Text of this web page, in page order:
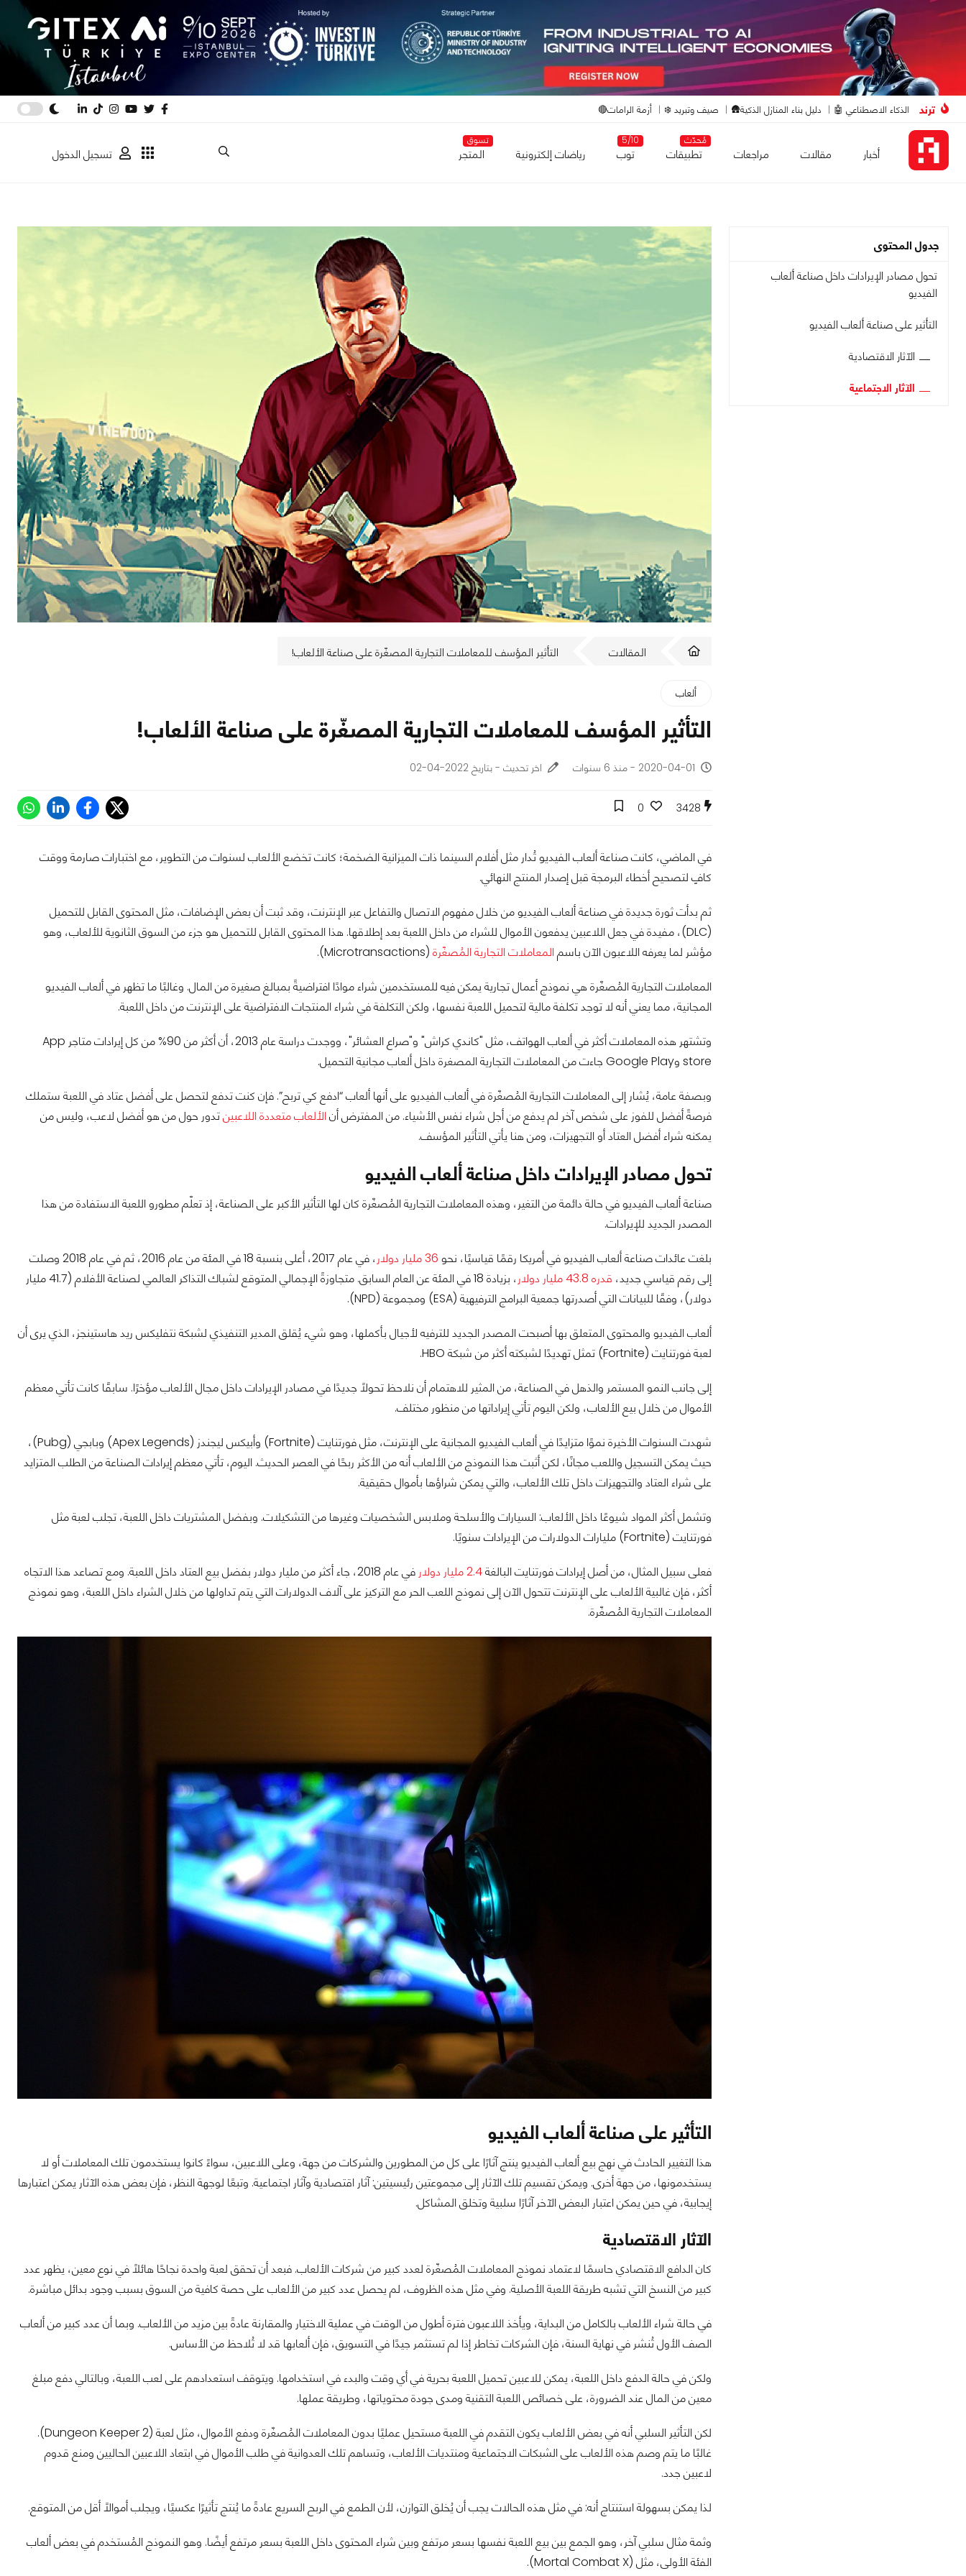
ترند الذكاء الاصطناعي 🤖 دليل بناء المنازل الذكية🛖 صيف وتبريد ❄️ أزمة الرامات🔴
أخبار مقالات مراجعات
مُحدّث
تطبيقات
5/10
توب رياضات إلكترونية
تسوق
المتجر تسجيل الدخول
جدول المحتوى
تحول مصادر الإيرادات داخل صناعة ألعاب
الفيديو
التأثير على صناعة ألعاب الفيديو
الآثار الاقتصادية
الآثار الاجتماعية
المقالات التأثير المؤسف للمعاملات التجارية المصغّرة على صناعة الألعاب!
ألعاب
التأثير المؤسف للمعاملات التجارية المصغّرة على صناعة الألعاب!
2020-04-01 - منذ 6 سنوات اخر تحديث - بتاريخ 2022-04-02
3428
0
في الماضي، كانت صناعة ألعاب الفيديو تُدار مثل أفلام السينما ذات الميزانية الضخمة؛ كانت تخضع الألعاب لسنوات من التطوير، مع اختبارات صارمة ووقت
كافٍ لتصحيح أخطاء البرمجة قبل إصدار المنتج النهائي.
ثم بدأت ثورة جديدة في صناعة ألعاب الفيديو من خلال مفهوم الاتصال والتفاعل عبر الإنترنت، وقد ثبت أن بعض الإضافات، مثل المحتوى القابل للتحميل
(DLC)، مفيدة في جعل اللاعبين يدفعون الأموال للشراء من داخل اللعبة بعد إطلاقها. هذا المحتوى القابل للتحميل هو جزء من السوق الثانوية للألعاب، وهو
مؤشر لما يعرفه اللاعبون الآن باسمالمعاملات التجارية المُصغّرة (Microtransactions).
المعاملات التجارية المُصغّرة هي نموذج أعمال تجارية يمكن فيه للمستخدمين شراء موادًا افتراضيةً بمبالغ صغيرة من المال. وغالبًا ما تظهر في ألعاب الفيديو
المجانية، مما يعني أنه لا توجد تكلفة مالية لتحميل اللعبة نفسها، ولكن التكلفة في شراء المنتجات الافتراضية على الإنترنت من داخل اللعبة.
وتشتهر هذه المعاملات أكثر في ألعاب الهواتف، مثل "كاندي كراش" و"صراع العشائر"، ووجدت دراسة عام 2013، أن أكثر من 90% من كل إيرادات متاجر App
store وGoogle Play جاءت من المعاملات التجارية المصغرة داخل ألعاب مجانية التحميل.
وبصفة عامة، يُشار إلى المعاملات التجارية المُصغّرة في ألعاب الفيديو على أنها ألعاب “ادفع كي تربح”. فإن كنت تدفع لتحصل على أفضل عتاد في اللعبة ستملك
فرصةً أفضل للفوز على شخص آخر لم يدفع من أجل شراء نفس الأشياء. من المفترض أنالألعاب متعددة اللاعبينتدور حول من هو أفضل لاعب، وليس من
يمكنه شراء أفضل العتاد أو التجهيزات، ومن هنا يأتي التأثير المؤسف.
تحول مصادر الإيرادات داخل صناعة ألعاب الفيديو
صناعة ألعاب الفيديو في حالة دائمة من التغير، وهذه المعاملات التجارية المُصغّرة كان لها التأثير الأكبر على الصناعة، إذ تعلّم مطورو اللعبة الاستفادة من هذا
المصدر الجديد للإيرادات.
بلغت عائدات صناعة ألعاب الفيديو في أمريكا رقمًا قياسيًا، نحو 36 مليار دولار
، في عام 2017، أعلى بنسبة 18 في المئة من عام 2016، ثم في عام 2018 وصلت
إلى رقم قياسي جديد، قدره 43.8 مليار دولار
، بزيادة 18 في المئة عن العام السابق. متجاوزةً الإجمالي المتوقع لشباك التذاكر العالمي لصناعة الأفلام (41.7 مليار
دولار)، وفقًا للبيانات التي أصدرتها جمعية البرامج الترفيهية (ESA) ومجموعة (NPD).
ألعاب الفيديو والمحتوى المتعلق بها أصبحت المصدر الجديد للترفيه لأجيال بأكملها، وهو شيء يُقلق المدير التنفيذي لشبكة نتفليكس ريد هاستينجز، الذي يرى أن
لعبة فورتنايت (Fortnite) تمثل تهديدًا لشبكته أكثر من شبكة HBO.
إلى جانب النمو المستمر والذهل في الصناعة، من المثير للاهتمام أن نلاحظ تحولًا جديدًا في مصادر الإيرادات داخل مجال الألعاب مؤخرًا. سابقًا كانت تأتي معظم
الأموال من خلال بيع الألعاب، ولكن اليوم تأتي إيراداتها من منظور مختلف.
شهدت السنوات الأخيرة نموًا متزايدًا في ألعاب الفيديو المجانية على الإنترنت، مثل فورتنايت (Fortnite) وأبيكس ليجندز (Apex Legends) وبابجي (Pubg)،
حيث يمكن التسجيل واللعب مجانًا، لكن أثبت هذا النموذج من الألعاب أنه من الأكثر ربحًا في العصر الحديث. اليوم، تأتي معظم إيرادات الصناعة من الطلب المتزايد
على شراء العتاد والتجهيزات داخل تلك الألعاب، والتي يمكن شراؤها بأموال حقيقية.
وتشمل أكثر المواد شيوعًا داخل الألعاب: السيارات والأسلحة وملابس الشخصيات وغيرها من التشكيلات. وبفضل المشتريات داخل اللعبة، تجلب لعبة مثل
فورتنايت (Fortnite) مليارات الدولارات من الإيرادات سنويًا.
فعلى سبيل المثال، من أصل إيرادات فورتنايت البالغة2.4 مليار دولار
في عام 2018، جاء أكثر من مليار دولار بفضل بيع العتاد داخل اللعبة. ومع تصاعد هذا الاتجاه
أكثر، فإن غالبية الألعاب على الإنترنت تتحول الآن إلى نموذج اللعب الحر مع التركيز على آلاف الدولارات التي يتم تداولها من خلال الشراء داخل اللعبة، وهو نموذج
المعاملات التجارية المُصغّرة.
التأثير على صناعة ألعاب الفيديو
هذا التغيير الحادث في نهج بيع ألعاب الفيديو ينتج آثارًا على كل من المطورين والشركات من جهة، وعلى اللاعبين، سواءً كانوا يستخدمون تلك المعاملات أو لا
يستخدمونها، من جهة أخرى. ويمكن تقسيم تلك الآثار إلى مجموعتين رئيسيتين: آثار اقتصادية وآثار اجتماعية. وتبعًا لوجهة النظر، فإن بعض هذه الآثار يمكن اعتبارها
إيجابية، في حين يمكن اعتبار البعض الآخر آثارًا سلبية وتخلق المشاكل.
الآثار الاقتصادية
كان الدافع الاقتصادي حاسمًا لاعتماد نموذج المعاملات المُصغّرة لعدد كبير من شركات الألعاب. فبعد أن تحقق لعبة واحدة نجاحًا هائلًا في نوع معين، يظهر عدد
كبير من النسخ التي تشبه طريقة اللعبة الأصلية. وفي مثل هذه الظروف، لم يحصل عدد كبير من الألعاب على حصة كافية من السوق بسبب وجود بدائل مباشرة.
في حالة شراء الألعاب بالكامل من البداية، ويأخذ اللاعبون فترة أطول من الوقت في عملية الاختيار والمقارنة عادةً بين مزيد من الألعاب. وبما أن عدد كبير من ألعاب
الصف الأول تُنشر في نهاية السنة، فإن الشركات تخاطر إذا لم تستثمر جيدًا في التسويق، فإن ألعابها قد لا تُلاحظ من الأساس.
ولكن في حالة الدفع داخل اللعبة، يمكن للاعبين تحميل اللعبة بحرية في أي وقت والبدء في استخدامها. ويتوقف استعدادهم على لعب اللعبة، وبالتالي دفع مبلغ
معين من المال عند الضرورة، على خصائص اللعبة التقنية ومدى جودة محتوياتها، وطريقة عملها.
لكن التأثير السلبي أنه في بعض الألعاب يكون التقدم في اللعبة مستحيل عمليًا بدون المعاملات المُصغّرة ودفع الأموال، مثل لعبة (Dungeon Keeper 2).
غالبًا ما يتم وصم هذه الألعاب على الشبكات الاجتماعية ومنتديات الألعاب، وتساهم تلك العدوانية في طلب الأموال في ابتعاد اللاعبين الحاليين ومنع قدوم
لاعبين جدد.
لذا يمكن بسهولة استنتاج أنه: في مثل هذه الحالات يجب أن يُخلق التوازن، لأن الطمع في الربح السريع عادةً ما يُنتج تأثيرًا عكسيًا، ويجلب أموالًا أقل من المتوقع.
وثمة مثال سلبي آخر، وهو الجمع بين بيع اللعبة نفسها بسعر مرتفع وبين شراء المحتوى داخل اللعبة بسعر مرتفع أيضًا. وهو النموذج المُستخدم في بعض ألعاب
الفئة الأولى، مثل (Mortal Combat X).